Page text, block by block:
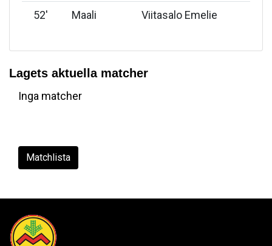
52' Maali Viitasalo Emelie
Lagets aktuella matcher
Inga matcher
Matchlista